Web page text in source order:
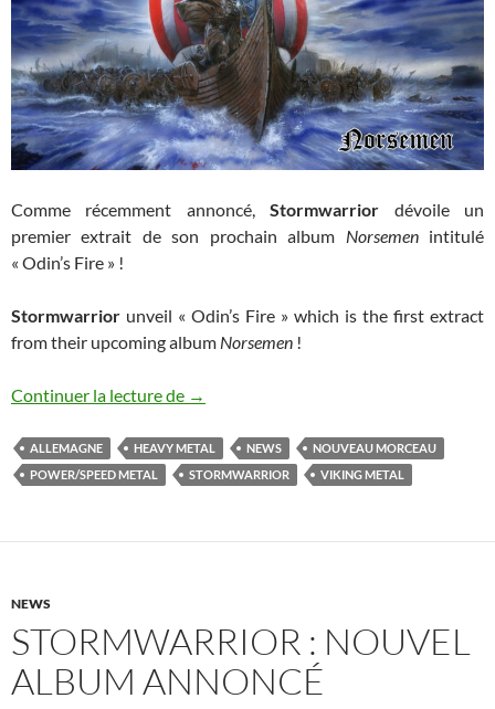
Comme récemment annoncé,Stormwarrior dévoile un
premier extrait de son prochain album Norsemenintitulé
« Odin’s Fire » !
Stormwarrior unveil « Odin’s Fire » which is the first extract
from their upcoming album Norsemen !
Continuer la lecture de Stormwarrior : nouveau morceau
→
ALLEMAGNE HEAVY METAL NEWS
NOUVEAU MORCEAU
POWER/SPEED METAL
STORMWARRIOR VIKING METAL
NEWS
STORMWARRIOR : NOUVEL
ALBUM ANNONCÉ